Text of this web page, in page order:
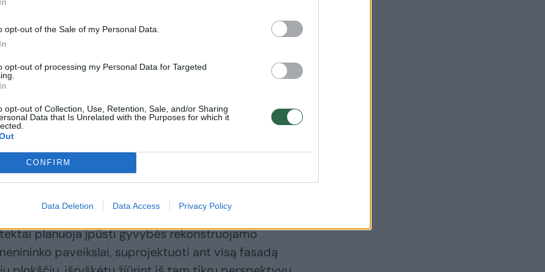
opt-out of the Sale of my Personal Data.
opt-out of processing my Personal Data for Targeted
opt-out of Collection, Use, Retention, Sale, and/or Sharing
Data that Is Unrelated with the Purposes for which it
CONFIRM
Data Deletion Data Access Privacy Policy
miesto savivaldybe įmonė pateikė „Nemuno“ atgimimo viziją ir
centrų, sporto klubų operatorius – prisijungti prie jos
kūriniais su projektu dirbantys žinomos
planuoja įpūsti gyvybės rekonstruojamo
paveikslai, suprojektuoti ant visą fasadą